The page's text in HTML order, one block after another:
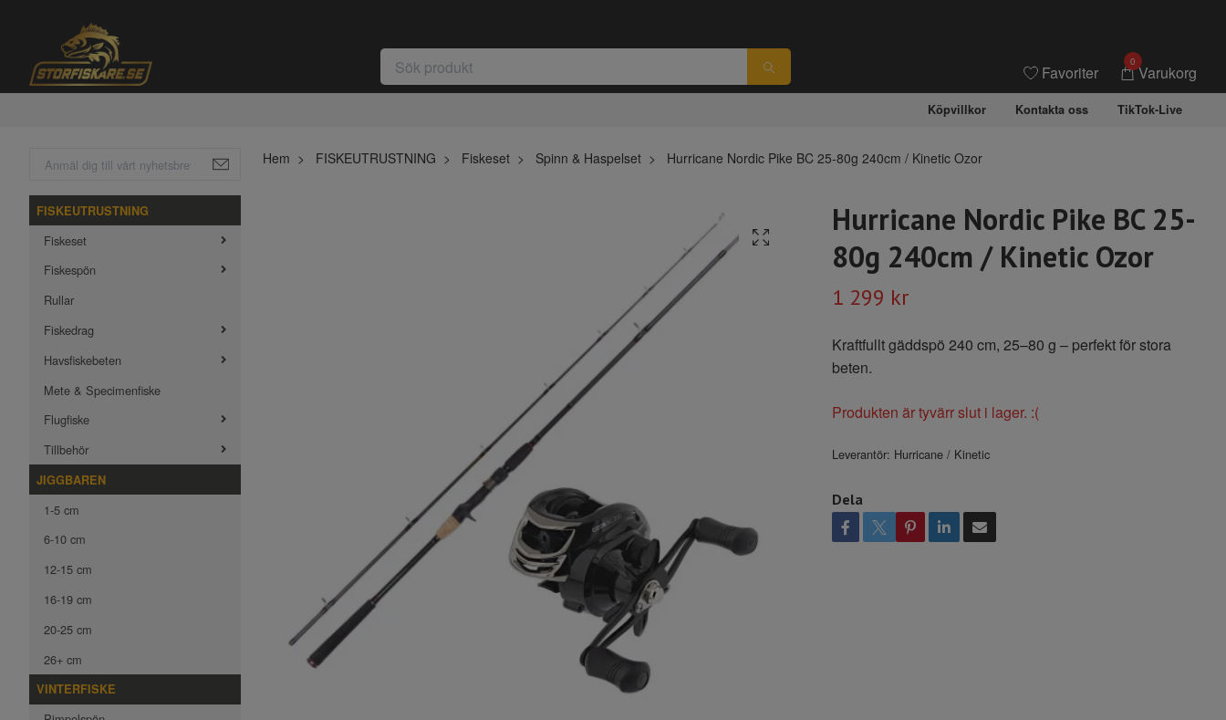
Favoriter
0
Varukorg
Köpvillkor Kontakta oss TikTok-Live
FISKEUTRUSTNING
Fiskeset
Fiskespön
Rullar
Fiskedrag
Havsfiskebeten
Mete & Specimenfiske
Flugfiske
Tillbehör
JIGGBAREN
1-5 cm
6-10 cm
12-15 cm
16-19 cm
20-25 cm
26+ cm
VINTERFISKE
Hem FISKEUTRUSTNING Fiskeset Spinn & Haspelset Hurricane Nordic Pike BC 25-80g 240cm / Kinetic Ozor
Hurricane Nordic Pike BC 25-
80g 240cm / Kinetic Ozor
1 299 kr
Kraftfullt gäddspö 240 cm, 25–80 g – perfekt för stora
beten.
Produkten är tyvärr slut i lager. :(
Leverantör: Hurricane / Kinetic
Dela